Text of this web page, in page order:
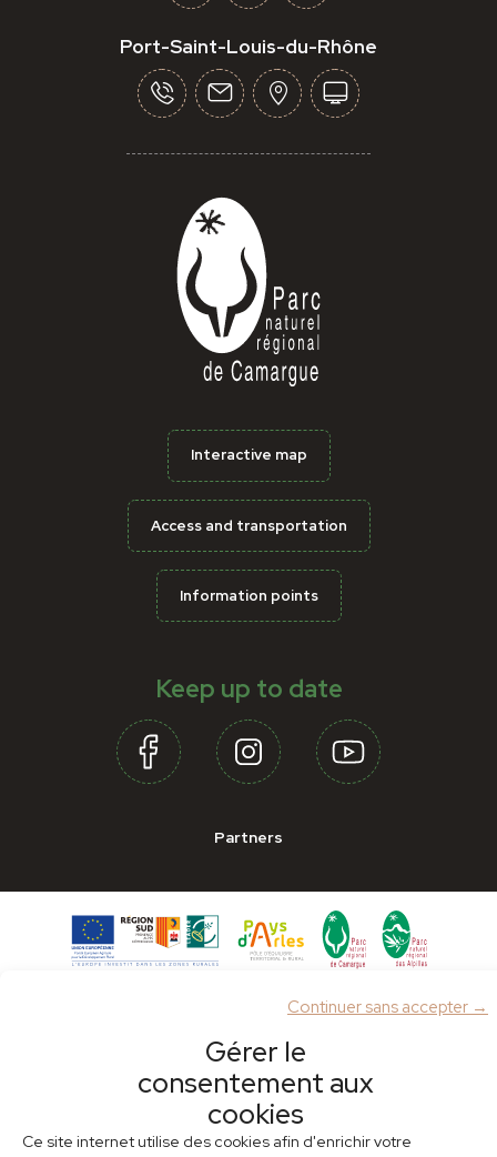
Gérer le
consentement aux
cookies
Ce site internet utilise des cookies afin d'enrichir votre
Continuer sans accepter →
Port-Saint-Louis-du-Rhône
Interactive map
Access and transportation
Information points
Keep up to date
Partners